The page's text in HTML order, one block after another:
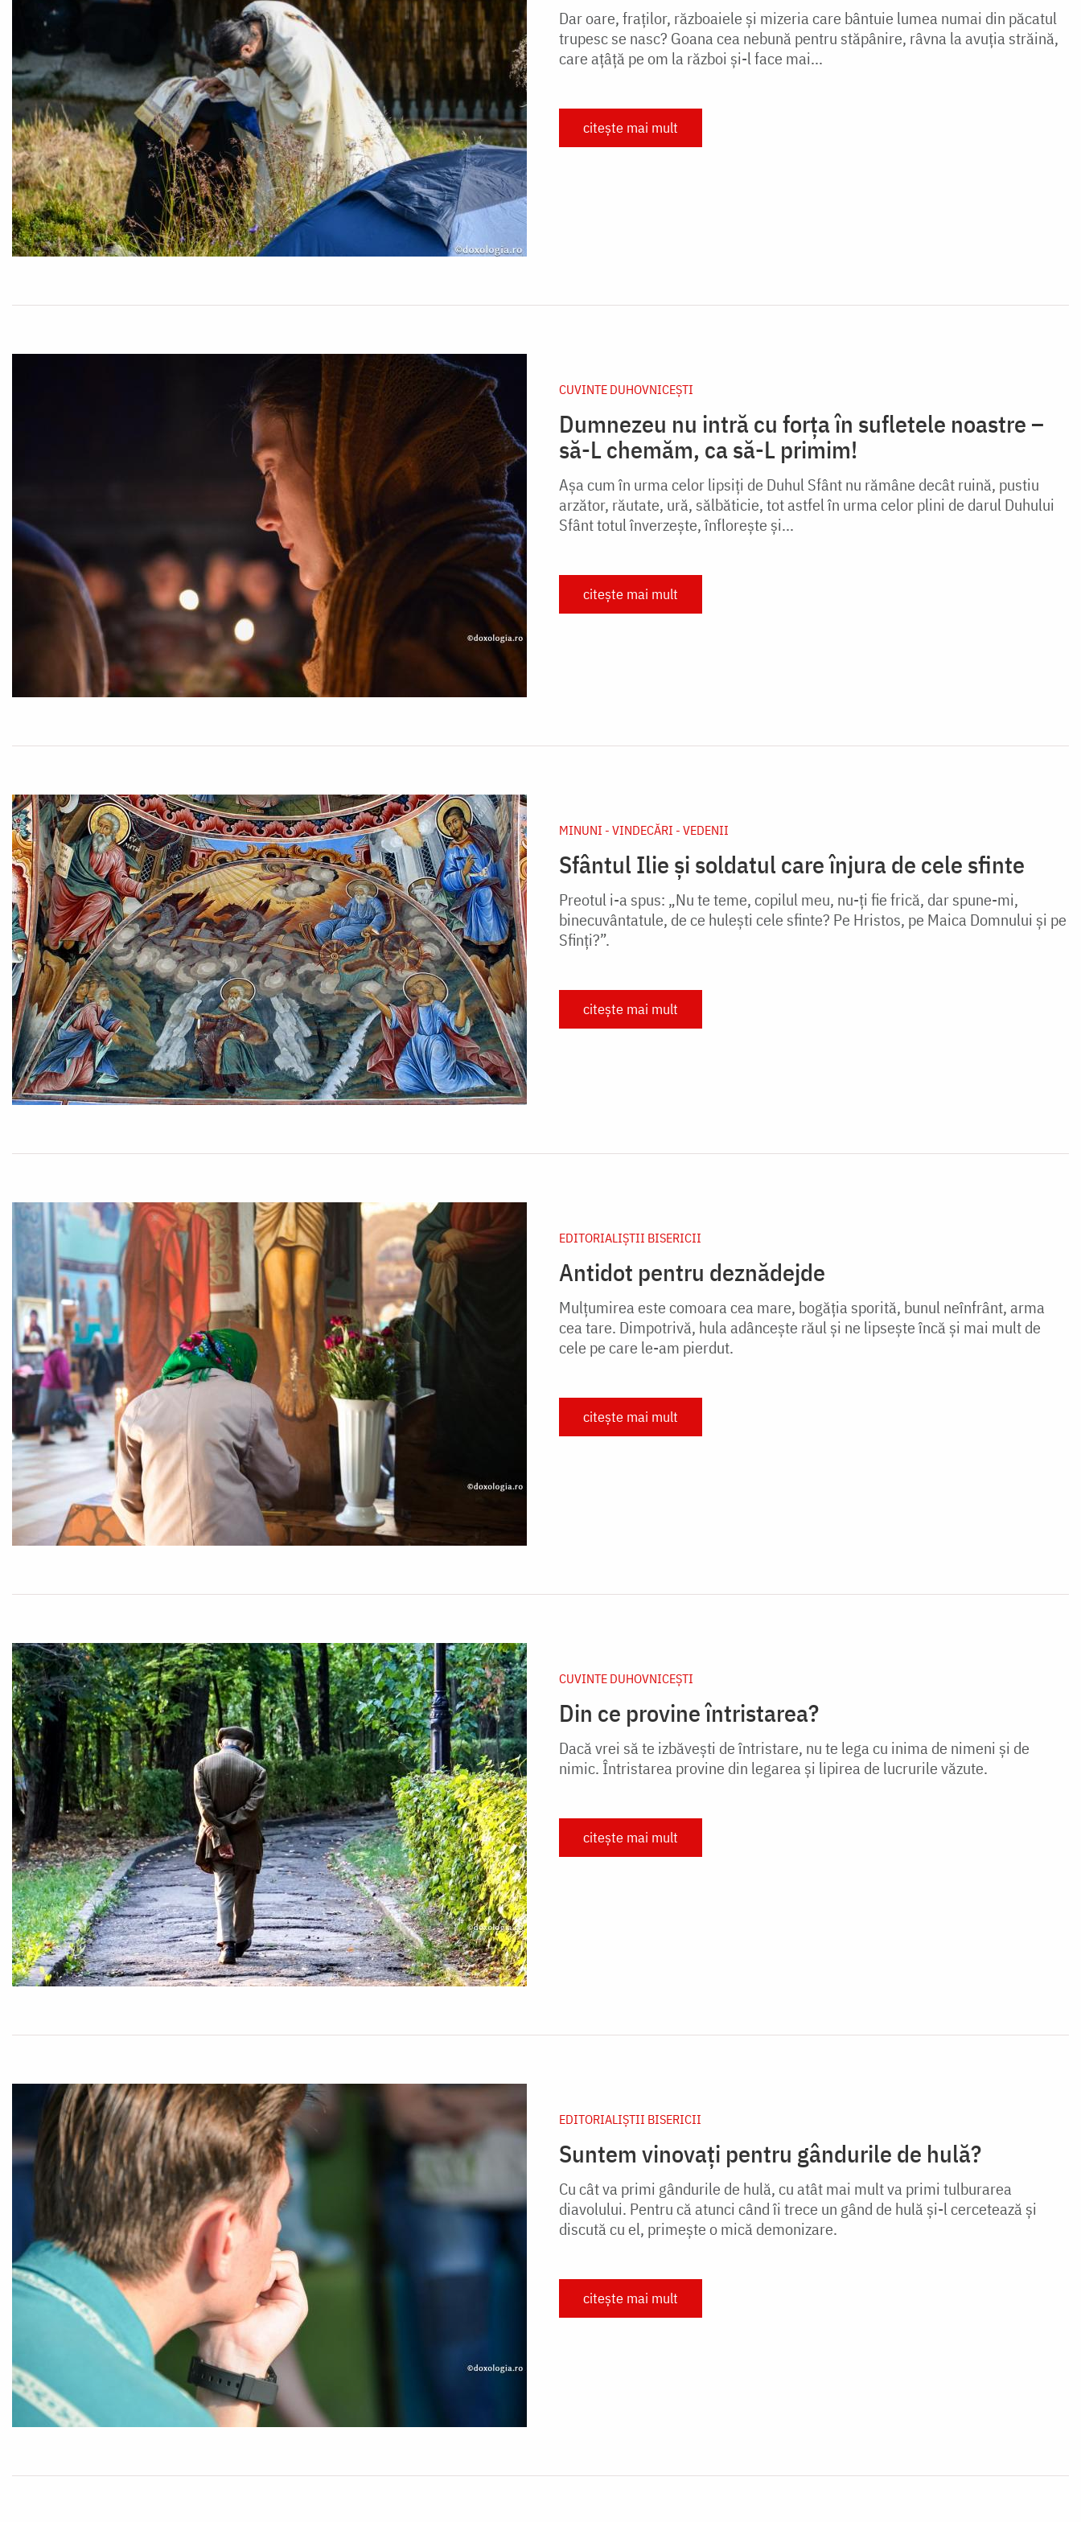
Dar oare, fraţilor, războaiele şi mizeria care bântuie lumea numai din păcatul
trupesc se nasc? Goana cea nebună pentru stăpânire, râvna la avuţia străină,
care aţâţă pe om la război şi-l face mai...
citește mai mult
CUVINTE DUHOVNICEȘTI
Dumnezeu nu intră cu forța în sufletele noastre –
să-L chemăm, ca să-L primim!
Așa cum în urma celor lipsiți de Duhul Sfânt nu rămâne decât ruină, pustiu
arzător, răutate, ură, sălbăticie, tot astfel în urma celor plini de darul Duhului
Sfânt totul înverzește, înflorește și...
citește mai mult
MINUNI - VINDECĂRI - VEDENII
Sfântul Ilie și soldatul care înjura de cele sfinte
Preotul i-a spus: „Nu te teme, copilul meu, nu-ți fie frică, dar spune-mi,
binecuvântatule, de ce hulești cele sfinte? Pe Hristos, pe Maica Domnului și pe
Sfinți?”.
citește mai mult
EDITORIALIȘTII BISERICII
Antidot pentru deznădejde
Mulțumirea este comoara cea mare, bogăția sporită, bunul neînfrânt, arma
cea tare. Dimpotrivă, hula adâncește răul și ne lipsește încă și mai mult de
cele pe care le-am pierdut.
citește mai mult
CUVINTE DUHOVNICEȘTI
Din ce provine întristarea?
Dacă vrei să te izbăvești de întristare, nu te lega cu inima de nimeni și de
nimic. Întristarea provine din legarea și lipirea de lucrurile văzute.
citește mai mult
EDITORIALIȘTII BISERICII
Suntem vinovați pentru gândurile de hulă?
Cu cât va primi gândurile de hulă, cu atât mai mult va primi tulburarea
diavolului. Pentru că atunci când îi trece un gând de hulă și-l cercetează și
discută cu el, primește o mică demonizare.
citește mai mult